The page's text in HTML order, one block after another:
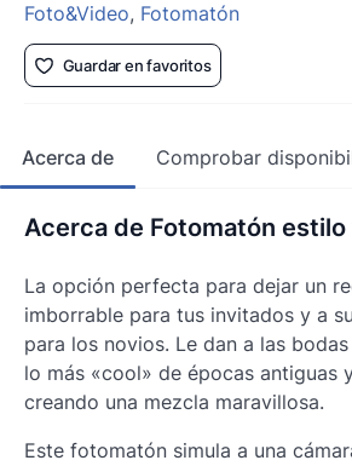
Foto&Video, Fotomatón
Guardar en favoritos
Acerca de Comprobar
Acerca de Fotomatón
La opción perfecta para dejar un
imborrable para tus invitados y a
para los novios. Le dan a las
lo más «cool» de épocas antiguas
creando una mezcla maravillosa.
Este fotomatón simula a una